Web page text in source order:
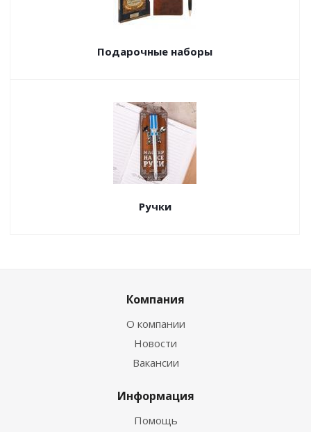
Подарочные наборы
Ручки
Компания
О компании
Новости
Вакансии
Информация
Помощь